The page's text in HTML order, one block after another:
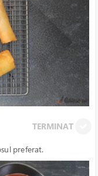
TERMINAT
preferat.